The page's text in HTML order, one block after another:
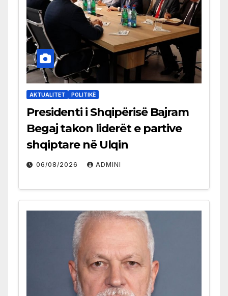
AKTUALITET POLITIKË
Presidenti i Shqipërisë Bajram
Begaj takon liderët e partive
shqiptare në Ulqin
06/08/2026 ADMINI